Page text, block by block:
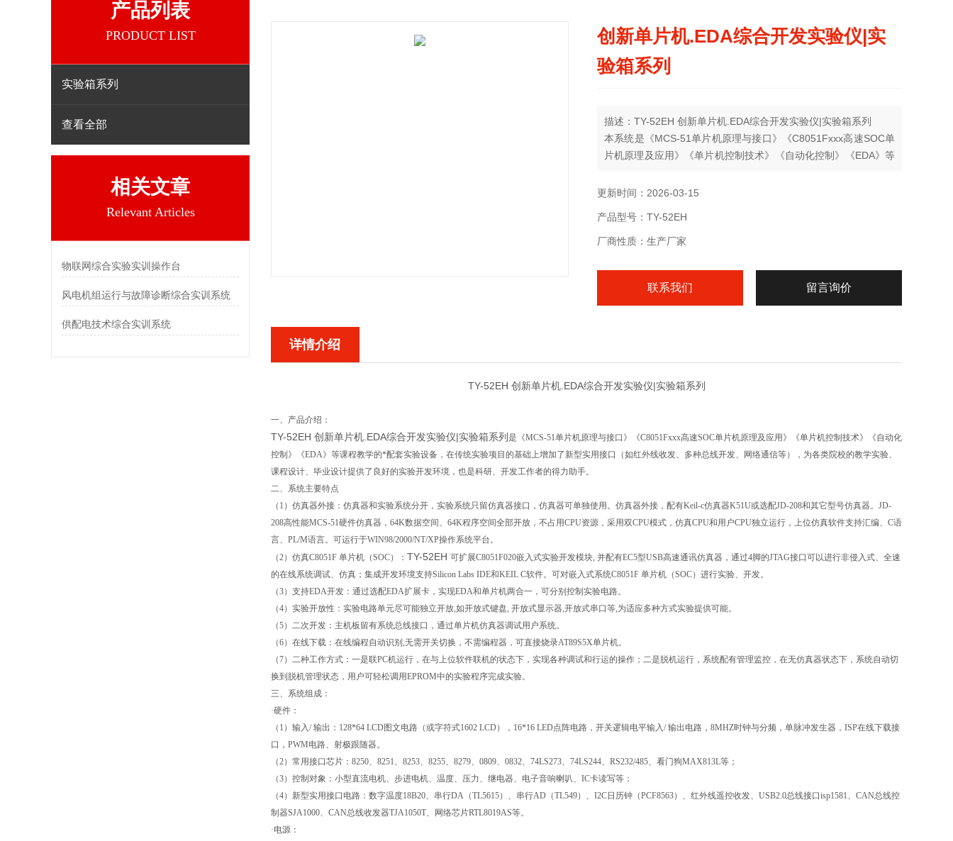
产品列表
PRODUCT LIST
实验箱系列
查看全部
相关文章
Relevant Articles
物联网综合实验实训操作台
风电机组运行与故障诊断综合实训系统
供配电技术综合实训系统
创新单片机.EDA综合开发实验仪|实
验箱系列
描述：TY-52EH 创新单片机.EDA综合开发实验仪|实验箱系列
本系统是《MCS-51单片机原理与接口》《C8051Fxxx高速SOC单
片机原理及应用》《单片机控制技术》《自动化控制》《EDA》等
更新时间：2026-03-15
产品型号：TY-52EH
厂商性质：生产厂家
联系我们 留言询价
详情介绍
TY-52EH 创新单片机.EDA综合开发实验仪|实验箱系列
一、产品介绍：
TY-52EH 创新单片机.EDA综合开发实验仪|实验箱系列 是《MCS-51单片机原理与接口》《C8051Fxxx高速SOC单片机原理及应用》《单片机控制技术》《自动化
控制》《EDA》等课程教学的*配套实验设备，在传统实验项目的基础上增加了新型实用接口（如红外线收发、多种总线开发、网络通信等），为各类院校的教学实验、
课程设计、毕业设计提供了良好的实验开发环境，也是科研、开发工作者的得力助手。
二、系统主要特点
（1）仿真器外接：仿真器和实验系统分开，实验系统只留仿真器接口，仿真器可单独使用。仿真器外接，配有Keil-c仿真器K51U或选配JD-208和其它型号仿真器。JD-
208高性能MCS-51硬件仿真器，64K数据空间、64K程序空间全部开放，不占用CPU资源，采用双CPU模式，仿真CPU和用户CPU独立运行，上位仿真软件支持汇编、C语
言、PL/M语言。可运行于WIN98/2000/NT/XP操作系统平台。
（2）仿真C8051F 单片机（SOC）： TY-52EH 可扩展C8051F020嵌入式实验开发模块, 并配有EC5型USB高速通讯仿真器，通过4脚的JTAG接口可以进行非侵入式、全速
的在线系统调试、仿真；集成开发环境支持Silicon Labs IDE和KEIL C软件。可对嵌入式系统C8051F 单片机（SOC）进行实验、开发。
（3）支持EDA开发：通过选配EDA扩展卡，实现EDA和单片机两合一，可分别控制实验电路。
（4）实验开放性：实验电路单元尽可能独立开放,如开放式键盘, 开放式显示器,开放式串口等,为适应多种方式实验提供可能。
（5）二次开发：主机板留有系统总线接口，通过单片机仿真器调试用户系统。
（6）在线下载：在线编程自动识别,无需开关切换，不需编程器，可直接烧录AT89S5X单片机。
（7）二种工作方式：一是联PC机运行，在与上位软件联机的状态下，实现各种调试和行运的操作；二是脱机运行，系统配有管理监控，在无仿真器状态下，系统自动切
换到脱机管理状态，用户可轻松调用EPROM中的实验程序完成实验。
三、系统组成：
·硬件：
（1）输入/ 输出：128*64 LCD图文电路（或字符式1602 LCD），16*16 LED点阵电路，开关逻辑电平输入/ 输出电路，8MHZ时钟与分频，单脉冲发生器，ISP在线下载接
口，PWM电路、射极跟随器。
（2）常用接口芯片：8250、8251、8253、8255、8279、0809、0832、74LS273、74LS244、RS232/485、看门狗MAX813L等；
（3）控制对象：小型直流电机、步进电机、温度、压力、继电器、电子音响喇叭、IC卡读写等；
（4）新型实用接口电路：数字温度18B20、串行DA（TL5615）、串行AD（TL549）、I2C日历钟（PCF8563）、红外线遥控收发、USB2.0总线接口isp1581、CAN总线控
制器SJA1000、CAN总线收发器TJA1050T、网络芯片RTL8019AS等。
·电源：